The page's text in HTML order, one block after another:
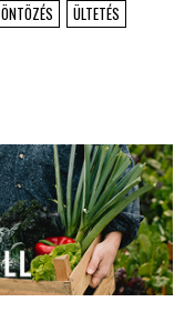
ÖNTÖZÉS
ÜLTETÉS